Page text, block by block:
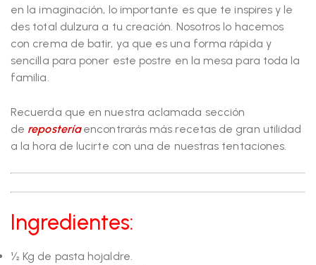
en la imaginación, lo importante es que te inspires y le
des total dulzura a tu creación. Nosotros lo hacemos
con crema de batir, ya que es una forma rápida y
sencilla para poner este postre en la mesa para toda la
familia.
Recuerda que en nuestra aclamada sección
de repostería encontrarás más recetas de gran utilidad
a la hora de lucirte con una de nuestras tentaciones.
Ingredientes:
½ Kg de pasta hojaldre.